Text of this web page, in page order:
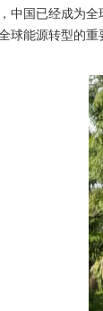
中国已经成为
球能源转型的